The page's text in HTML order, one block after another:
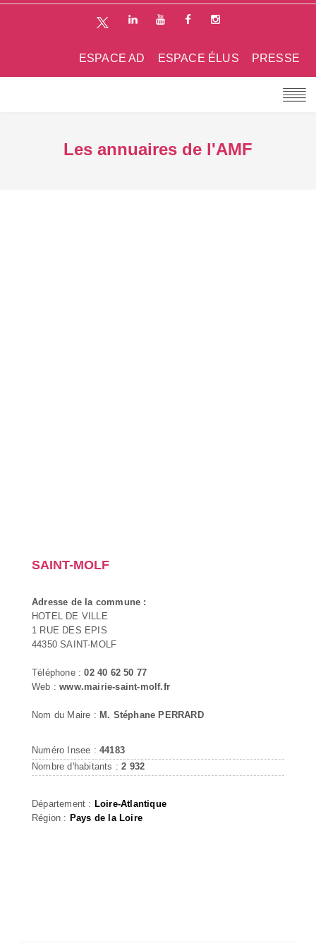
PRESSE
ESPACE ÉLUS
ESPACE AD
Les annuaires de l'AMF
SAINT-MOLF
Adresse de la commune :
HOTEL DE VILLE
1 RUE DES EPIS
44350 SAINT-MOLF
Téléphone :02 40 62 50 77
Web :www.mairie-saint-molf.fr
Nom du Maire : M. Stéphane PERRARD
Numéro Insee : 44183
Nombre d'habitants :2 932
Département : Loire-Atlantique
Région : Pays de la Loire